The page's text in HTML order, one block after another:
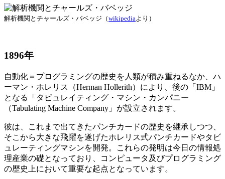
解析機関とチャールズ・バベッジ（wikipedia より）
1896年
自動化＝プログラミングの歴史を人類が積み重ねるなか、ハ
ーマン・ホレリス（Herman Hollerith）により、後の「IBM」
となる「タビュレイティング・マシン・カンパニー
（Tabulating Machine Company」が設立されます。
彼は、これまで出てきたパンチカードの歴史を継承しつつ、
そこから大きな飛躍を遂げたホレリス式パンチカードやタビ
ュレーティングマシンを開発。これらの発明は今日の情報処
理産業の礎となっており、コンピュータ及びプログラミング
の歴史上において重要な起点となっています。